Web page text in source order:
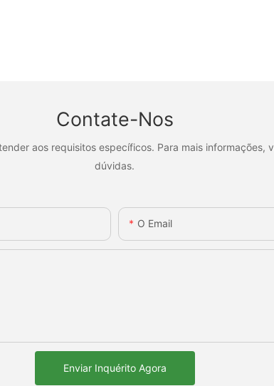
Contate-Nos
aos requisitos específicos. Para mais
dúvidas.
O Email
Enviar Inquérito Agora